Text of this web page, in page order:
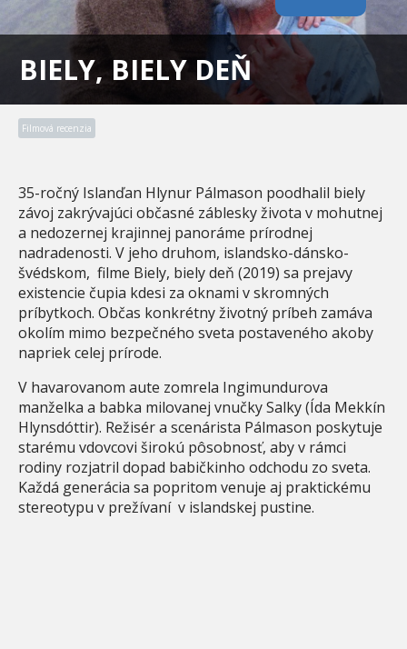
BIELY, BIELY DEŇ
Filmová recenzia
35-ročný Islanďan Hlynur Pálmason poodhalil biely
závoj zakrývajúci občasné záblesky života v mohutnej
a nedozernej krajinnej panoráme prírodnej
nadradenosti. V jeho druhom, islandsko-dánsko-
švédskom, filme Biely, biely deň (2019) sa prejavy
existencie čupia kdesi za oknami v skromných
príbytkoch. Občas konkrétny životný príbeh zamáva
okolím mimo bezpečného sveta postaveného akoby
napriek celej prírode.
V havarovanom aute zomrela Ingimundurova
manželka a babka milovanej vnučky Salky (Ída Mekkín
Hlynsdóttir). Režisér a scenárista Pálmason poskytuje
starému vdovcovi širokú pôsobnosť, aby v rámci
rodiny rozjatril dopad babičkinho odchodu zo sveta.
Každá generácia sa popritom venuje aj praktickému
stereotypu v prežívaní v islandskej pustine.